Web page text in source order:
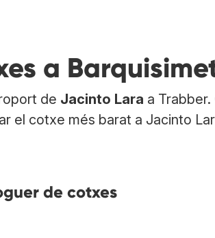
a
de Jacinto Lara a
el cotxe més barat a Jacinto
de cotxes